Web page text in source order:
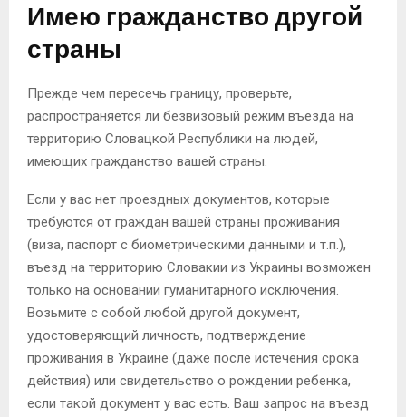
Имею гражданство другой
страны
Прежде чем пересечь границу, проверьте,
распространяется ли безвизовый режим въезда на
территорию Словацкой Республики на людей,
имеющих гражданство вашей страны.
Если у вас нет проездных документов, которые
требуются от граждан вашей страны проживания
(виза, паспорт с биометрическими данными и т.п.),
въезд на территорию Словакии из Украины возможен
только на основании гуманитарного исключения.
Возьмите с собой любой другой документ,
удостоверяющий личность, подтверждение
проживания в Украине (даже после истечения срока
действия) или свидетельство о рождении ребенка,
если такой документ у вас есть. Ваш запрос на въезд